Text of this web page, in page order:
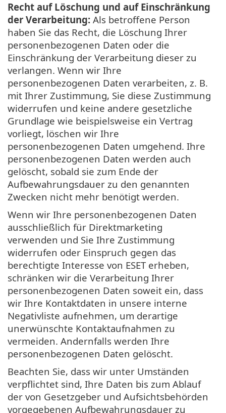
Recht auf Löschung und auf Einschränkung
der Verarbeitung: Als betroffene Person
haben Sie das Recht, die Löschung Ihrer
personenbezogenen Daten oder die
Einschränkung der Verarbeitung dieser zu
verlangen. Wenn wir Ihre
personenbezogenen Daten verarbeiten, z. B.
mit Ihrer Zustimmung, Sie diese Zustimmung
widerrufen und keine andere gesetzliche
Grundlage wie beispielsweise ein Vertrag
vorliegt, löschen wir Ihre
personenbezogenen Daten umgehend. Ihre
personenbezogenen Daten werden auch
gelöscht, sobald sie zum Ende der
Aufbewahrungsdauer zu den genannten
Zwecken nicht mehr benötigt werden.
Wenn wir Ihre personenbezogenen Daten
ausschließlich für Direktmarketing
verwenden und Sie Ihre Zustimmung
widerrufen oder Einspruch gegen das
berechtigte Interesse von ESET erheben,
schränken wir die Verarbeitung Ihrer
personenbezogenen Daten soweit ein, dass
wir Ihre Kontaktdaten in unsere interne
Negativliste aufnehmen, um derartige
unerwünschte Kontaktaufnahmen zu
vermeiden. Andernfalls werden Ihre
personenbezogenen Daten gelöscht.
Beachten Sie, dass wir unter Umständen
verpflichtet sind, Ihre Daten bis zum Ablauf
der von Gesetzgeber und Aufsichtsbehörden
vorgegebenen Aufbewahrungsdauer zu